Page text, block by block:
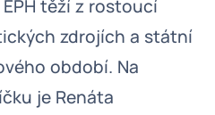
těží z rostoucí
zdrojích a státní
období. Na
je Renáta